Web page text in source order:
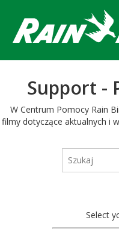
main
content
Support -
W Centrum Pomocy Rain
filmy dotyczące aktualnych i
Select